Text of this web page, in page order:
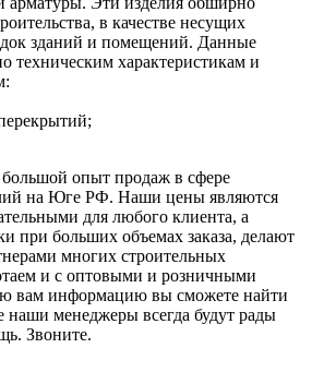
в качестве несущих
зданий и помещений. Данные
техническим характеристикам и
опыт продаж в сфере
на Юге РФ. Наши цены являются
для любого клиента, а
при больших объемах заказа, делают
многих строительных
и с оптовыми и розничными
вам информацию вы сможете найти
наши менеджеры всегда будут рады
Звоните.